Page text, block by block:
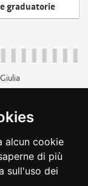
alcun cookie
di più
sull'uso dei
graduatorie
dichiarazione di
cookie